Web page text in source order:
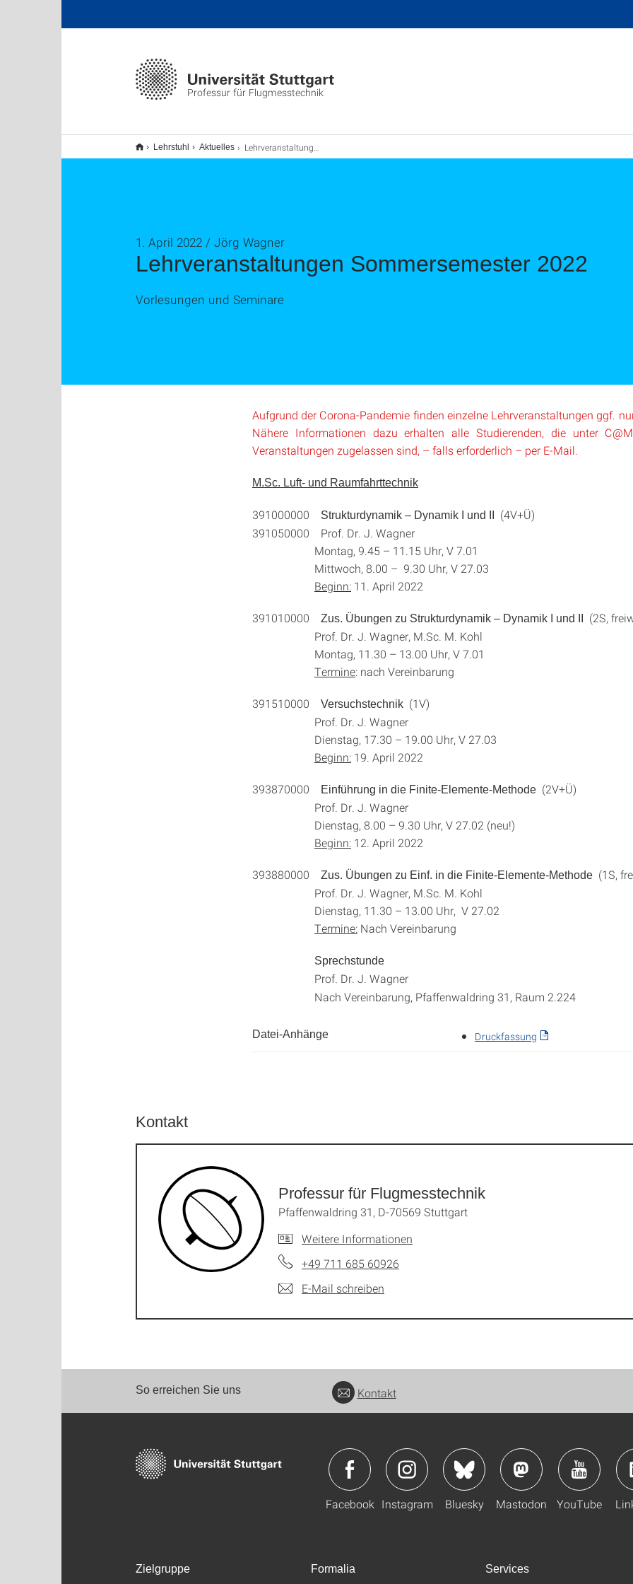
Professur für Flugmesstechnik
Lehrstuhl Aktuelles Lehrveranstaltungen Sommersemester 2022
Lehrveranstaltungen Sommersemester 2022
1. April 2022 / Jörg Wagner
Vorlesungen und Seminare
Aufgrund der Corona-Pandemie finden einzelne Lehrveranstaltungen ggf.
Nähere Informationen dazu erhalten alle Studierenden, die unter
Veranstaltungen zugelassen sind, – falls erforderlich – per E-Mail.
M.Sc. Luft- und Raumfahrttechnik
391000000 Strukturdynamik – Dynamik I und II (4V+Ü)
391050000 Prof. Dr. J. Wagner
Montag, 9.45 – 11.15 Uhr, V 7.01
Mittwoch, 8.00 – 9.30 Uhr, V 27.03
Beginn: 11. April 2022
391010000 Zus. Übungen zu Strukturdynamik – Dynamik I und II
(2S,
Prof. Dr. J. Wagner, M.Sc. M. Kohl
Montag, 11.30 – 13.00 Uhr, V 7.01
Termine: nach Vereinbarung
391510000 Versuchstechnik (1V)
Prof. Dr. J. Wagner
Dienstag, 17.30 – 19.00 Uhr, V 27.03
Beginn: 19. April 2022
393870000 Einführung in die Finite-Elemente-Methode (2V+Ü)
Prof. Dr. J. Wagner
Dienstag, 8.00 – 9.30 Uhr, V 27.02 (neu!)
Beginn: 12. April 2022
393880000 Zus. Übungen zu Einf. in die Finite-Elemente-Methode (1S,
Prof. Dr. J. Wagner, M.Sc. M. Kohl
Dienstag, 11.30 – 13.00 Uhr, V 27.02
Termine: Nach Vereinbarung
Sprechstunde
Prof. Dr. J. Wagner
Nach Vereinbarung, Pfaffenwaldring 31, Raum 2.224
Datei-Anhänge Druckfassung
Kontakt
Professur für Flugmesstechnik
Pfaffenwaldring 31, D-70569 Stuttgart
Weitere Informationen
+49 711 685 60926
E-Mail schreiben
So erreichen Sie uns Kontakt
Facebook Instagram Bluesky Mastodon YouTube
Zielgruppe Formalia Services